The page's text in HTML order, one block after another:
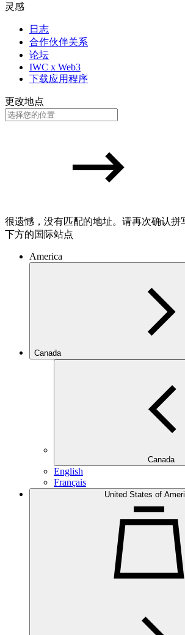
灵感
日志
合作伙伴关系
论坛
IWC x Web3
下载应用程序
更改地点
很遗憾，没有匹配的地址。请再次确认拼
下方的国际站点
America
Canada
Canada
English
Français
United States of